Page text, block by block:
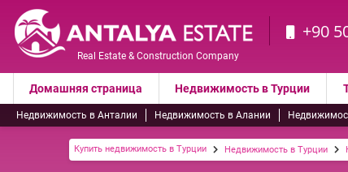
Real Estate & Construction Company
+90
Домашняя страница Недвижимость в Турции
Недвижимость в Анталии Недвижимость в Алании
Купить недвижимость в Турции Недвижимость в Турции